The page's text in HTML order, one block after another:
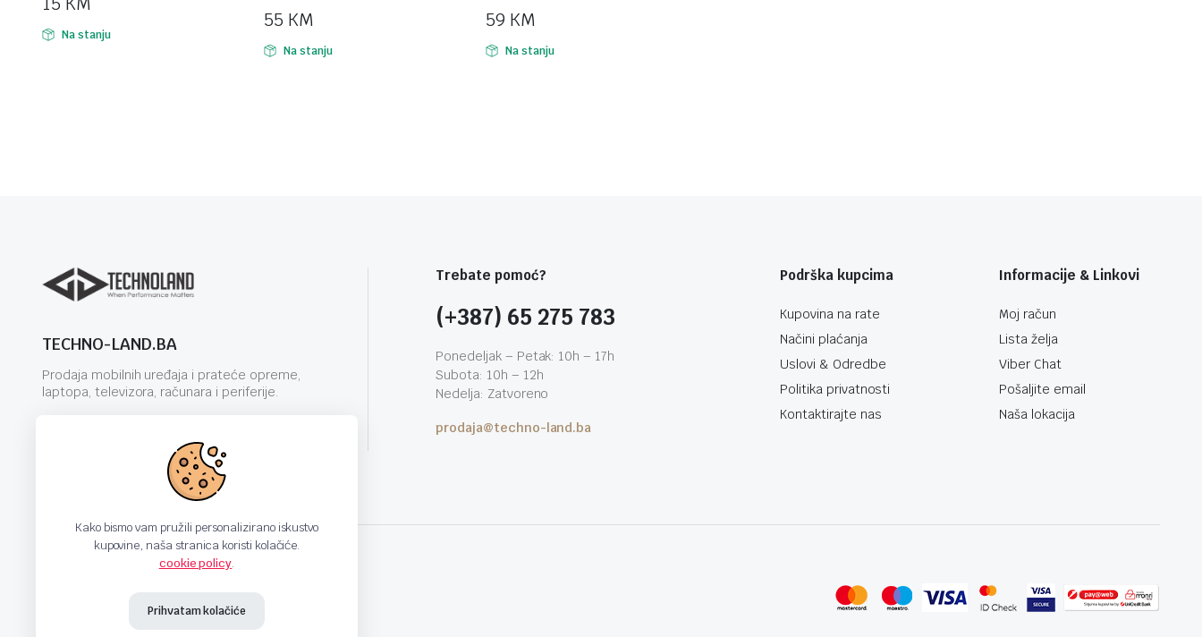
Na stanju
55 KM
Na stanju
59 KM
Na stanju
TECHNO-LAND.BA
Prodaja mobilnih uređaja i prateće opreme,
laptopa, televizora, računara i periferije.
Trebate pomoć?
(+387) 65 275 783
Ponedeljak – Petak: 10h – 17h
Subota: 10h – 12h
Nedelja: Zatvoreno
prodaja@techno-land.ba
Podrška kupcima
Kupovina na rate
Načini plaćanja
Uslovi & Odredbe
Politika privatnosti
Kontaktirajte nas
Informacije & Linkovi
Moj račun
Lista želja
Viber Chat
Pošaljite email
Naša lokacija
Kako bismo vam pružili personalizirano iskustvo
kupovine, naša stranica koristi kolačiće.
cookie policy.
Prihvatam kolačiće